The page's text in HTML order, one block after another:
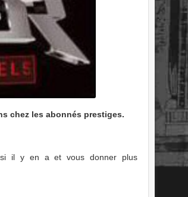
chez les abonnés prestiges.
si il y en a et vous donner plus